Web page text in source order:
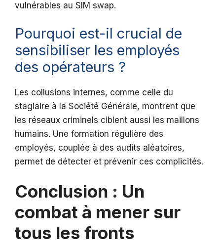
vulnérables au SIM swap.
Pourquoi est-il crucial de
sensibiliser les employés
des opérateurs ?
Les collusions internes, comme celle du
stagiaire à la Société Générale, montrent que
les réseaux criminels ciblent aussi les maillons
humains. Une formation régulière des
employés, couplée à des audits aléatoires,
permet de détecter et prévenir ces complicités.
Conclusion : Un
combat à mener sur
tous les fronts